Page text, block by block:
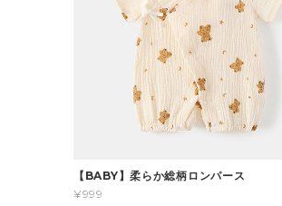
【BABY】柔らか総柄ロンパース
¥999